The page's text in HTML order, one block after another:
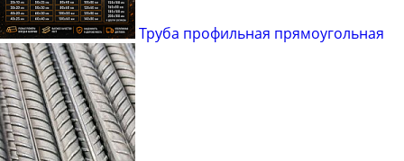
Труба профильная прямоугольная